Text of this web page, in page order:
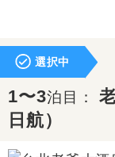
選択中
1〜3泊目：
日航）